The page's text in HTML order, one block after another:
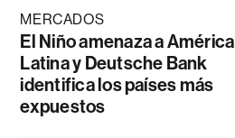
MERCADOS
El Niño amenaza a América
Latina y Deutsche Bank
identifica los países más
expuestos